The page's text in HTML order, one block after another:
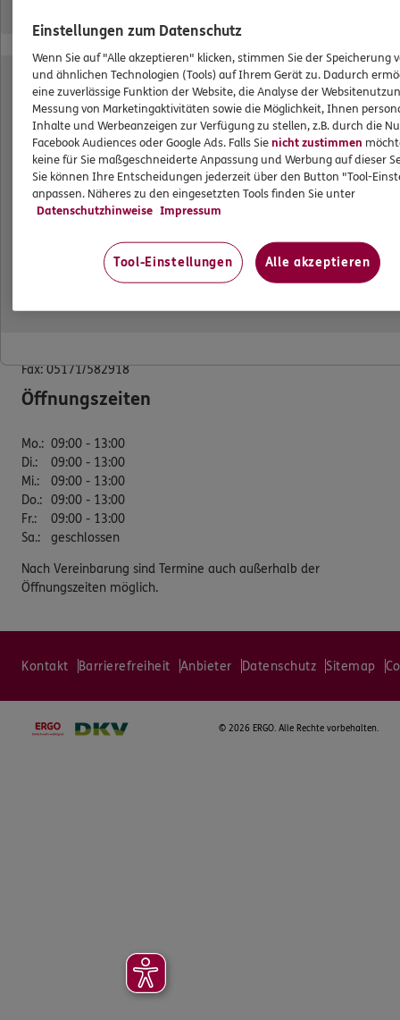
Kooperationspartner
Besondere Produkte
Schwerpunkte
ERGO Versicherung Torsten Kugelmann
Am Silberkamp 1
Fax: 05171/582918
Öffnungszeiten
Mo.: 09:00 - 13:00
Di.:
09:00 - 13:00
Mi.:
09:00 - 13:00
Do.: 09:00 - 13:00
Fr.:
09:00 - 13:00
Sa.: geschlossen
Nach Vereinbarung sind Termine auch außerhalb der
Öffnungszeiten möglich.
Kontakt Barrierefreiheit Anbieter Datenschutz Sitemap
© 2026 ERGO. Alle Rechte vorbehalten.
Einstellungen zum Datenschutz
Wenn Sie auf "Alle akzeptieren" klicken, stimmen Sie der Speicherung
und ähnlichen Technologien (Tools) auf Ihrem Gerät zu. Dadurch
eine zuverlässige Funktion der Website, die Analyse der
Messung von Marketingaktivitäten sowie die Möglichkeit, Ihnen
Inhalte und Werbeanzeigen zur Verfügung zu stellen, z.B. durch die
Facebook Audiences oder Google Ads. Falls Sienicht zustimmen
keine für Sie maßgeschneiderte Anpassung und Werbung auf dieser
Sie können Ihre Entscheidungen jederzeit über den Button "Tool-
anpassen. Näheres zu den eingesetzten Tools finden Sie unter
Datenschutzhinweise Impressum
Tool-Einstellungen Alle akzeptieren